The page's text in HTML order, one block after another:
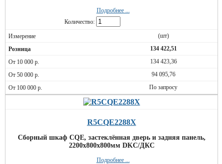
Подробнее ...
Количество:
(шт)
134 422,51
134 423,36
94 095,76
По запросу
R5CQE2288X
Сборный шкаф CQE, застеклённая дверь и задняя панель,
2200x800x800мм DKC/ДКС
Подробнее ...